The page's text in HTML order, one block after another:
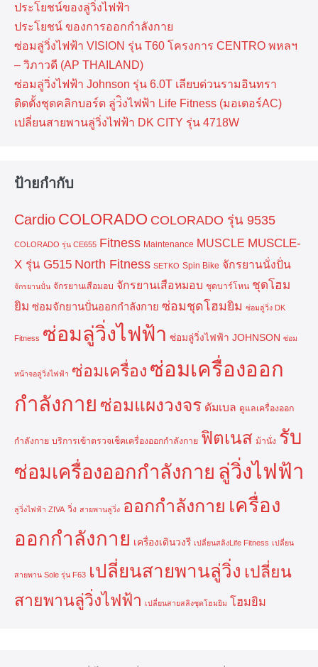
ประโยชน์ของลู่วิ่งไฟฟ้า
ประโยชน์ ของการออกกำลังกาย
ซ่อมลู่วิ่งไฟฟ้า VISION รุ่น T60 โครงการ CENTRO พหลฯ
– วิภาวดี (AP THAILAND)
ซ่อมลู่วิ่งไฟฟ้า Johnson รุ่น 6.0T เลียบด่วนรามอินทรา
ติดตั้งชุดคลิกบอร์ด ลู่ว่ิงไฟฟ้า Life Fitness (มอเตอร์AC)
เปลี่ยนสายพานลู่วิ่งไฟฟ้า DK CITY รุ่น 4718W
ป้ายกำกับ
Cardio COLORADO COLORADO รุ่น 9535
COLORADO รุ่น CE655 Fitness Maintenance MUSCLE MUSCLE-
X รุ่น G515 North Fitness SETKO Spin Bike จักรยานนั่งปั่น
จักรยานปั่น จักรยานเสือมอบ จักรยานเสือหมอบ ชุดบาร์โหน ชุดโฮม
ยิม ซ่อมจักยานปั่นออกกำลังกาย ซ่อมชุดโฮมยิม ซ่อมลู่วิ่ง DK
Fitness ซ่อมลู่วิ่งไฟฟ้า ซ่อมลู่วิ่งไฟฟ้า JOHNSON ซ่อม
หน้าจอลู่วิ่งไฟฟ้า ซ่อมเครื่อง ซ่อมเครื่องออก
กำลังกาย ซ่อมแผงวงจร ดัมเบล ดูแลเครื่องออก
กำลังกาย บริการเข้าตรวจเช็คเครื่องออกกำลังกาย ฟิตเนส ม้านั่ง รับ
ซ่อมเครื่องออกกำลังกาย ลู่วิ่งไฟฟ้า
ลู่วิ่งไฟฟ้า ZIVA วิ่ง สายพานลู่วิ่ง ออกกำลังกาย เครื่อง
ออกกำลังกาย เครื่องเดินวงรี เปลี่ยนสลิงLife Fitness เปลี่ยน
สายพาน Sole รุ่น F63 เปลี่ยนสายพานลู่วิ่ง เปลี่ยน
สายพานลู่วิ่งไฟฟ้า เปลี่ยนสายสลิงชุดโฮมยิม โฮมยิม